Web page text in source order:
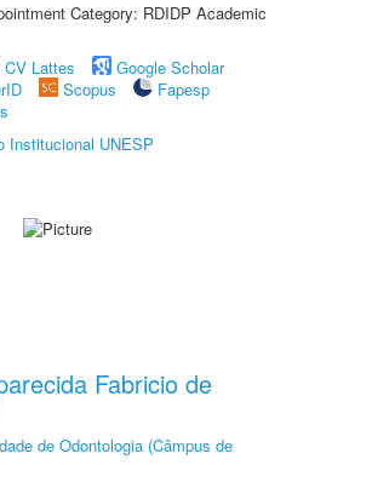
Category: RDIDP Academic
CV Lattes
Google Scholar
Scopus
Fapesp
Institucional UNESP
Fabricio de
de Odontologia (Câmpus de